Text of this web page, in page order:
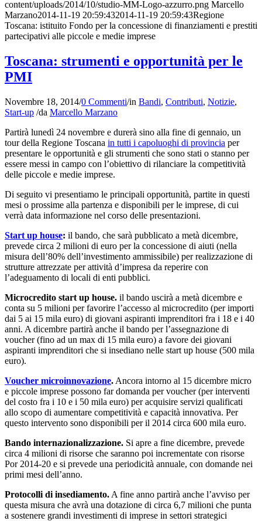
content/uploads/2014/10/studio-MM-Logo-azzurro.png Marcello
Marzano2014-11-19 20:59:432014-11-19 20:59:43Regione
Toscana: istituito Fondo per la concessione di finanziamenti e prestiti
partecipativi alle piccole e medie imprese
Toscana: strumenti e opportunità per le
PMI
Novembre 18, 2014/0 Commenti/in Bandi, Contributi, Notizie,
Start-up /da Marcello Marzano
Partirà lunedì 24 novembre e durerà sino alla fine di gennaio, un
tour della Regione Toscana in tutti i capoluoghi di provincia per
presentare le opportunità e gli strumenti che sono stati o stanno per
essere messi in campo con l’obiettivo di rilanciare la competitività
delle piccole e medie imprese.
Di seguito vi presentiamo le principali opportunità, partite in questi
mesi o prossime alla partenza e disponibili per le imprese, di cui
verrà data informazione nel corso delle presentazioni.
Start up house: il bando, che sarà pubblicato a metà dicembre,
prevede circa 2 milioni di euro per la concessione di aiuti (nella
misura dell’80% dell’investimento ammissibile) per realizzazione di
strutture attrezzate per attività d’impresa da reperire con
l’adeguamento di locali di enti pubblici.
Microcredito start up house. il bando uscirà a metà dicembre e
conta su 5 milioni per favorire l’accesso al microcredito (per importi
dai 5 ai 15 mila euro) di giovani aspiranti imprenditori fra i 18 e i 40
anni. A dicembre partirà anche il bando per l’assegnazione di
voucher (fino ad un max di 15 mila euro) a favore dei giovani
aspiranti imprenditori che si insediano nelle start up house (500 mila
euro).
Voucher microinnovazione. Ancora intorno al 15 dicembre micro
e piccole imprese possono far domanda per voucher (per interventi
del costo fra i 10 e i 50 mila euro) per acquisire servizi qualificati
allo scopo di aumentare competitività e capacità innovativa. Per
questo intervento sono disponibili per il 2014 circa 600 mila euro.
Bando internazionalizzazione. Si apre a fine dicembre, prevede
circa 4 milioni di risorse che saranno poi incrementate con risorse
Por 2014-20 e si prevede una periodicità annuale, con domande nei
primi mesi dell’anno.
Protocolli di insediamento. A fine anno partirà anche l’avviso per
questa misura che avrà una dotazione di circa 6,7 milioni che punta
a sostenere grandi investimenti di imprese in settori strategici